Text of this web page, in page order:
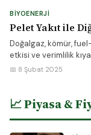
BIYOENERJI
Pelet Yakıt ile
Doğalgaz, kömür,
etkisi ve verimlilik
📅 8 Şubat 2025
📈 Piyasa &